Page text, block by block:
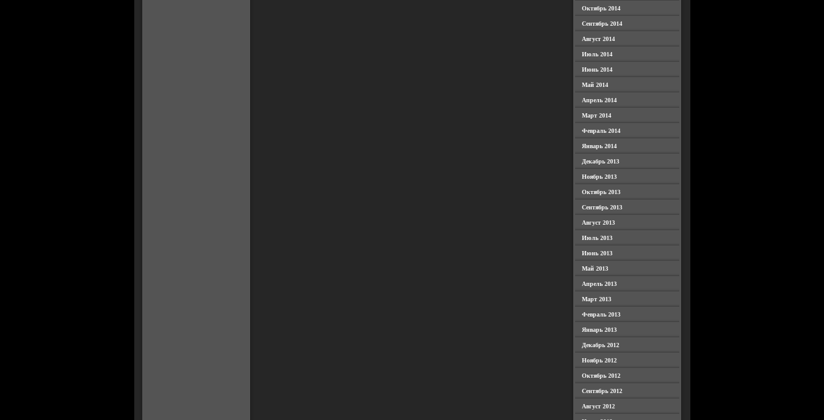
Октябрь 2014
Сентябрь 2014
Август 2014
Июль 2014
Июнь 2014
Май 2014
Апрель 2014
Март 2014
Февраль 2014
Январь 2014
Декабрь 2013
Ноябрь 2013
Октябрь 2013
Сентябрь 2013
Август 2013
Июль 2013
Июнь 2013
Май 2013
Апрель 2013
Март 2013
Февраль 2013
Январь 2013
Декабрь 2012
Ноябрь 2012
Октябрь 2012
Сентябрь 2012
Август 2012